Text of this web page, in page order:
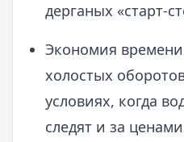
дерганых «старт-
Экономия
холостых
условиях, когда
следят и за